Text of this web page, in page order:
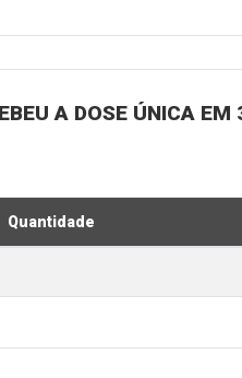
A DOSE ÚNICA EM
Quantidade